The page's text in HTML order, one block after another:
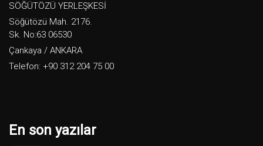
SÖĞÜTÖZÜ YERLEŞKESİ
Söğütözü Mah. 2176.
Sk. No:63 06530
Çankaya / ANKARA
Telefon: +90 312 204 75 00
En son yazılar